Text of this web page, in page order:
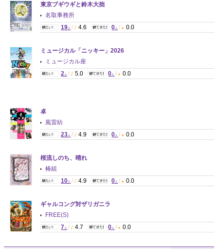
東京ブギウギと鈴木大拙
名取事務所
19 人 / 4.6 0 人 / 0.0
ミュージカル「ニッキー」2026
ミュージカル座
2 人 / 5.0 0 人 / 0.0
卓
風雷紡
23 人 / 4.9 0 人 / 0.0
桜流しのち、晴れ
椿組
10 人 / 4.9 0 人 / 0.0
ギャルコング対ザリガニラ
FREE(S)
7 人 / 4.7 0 人 / 0.0